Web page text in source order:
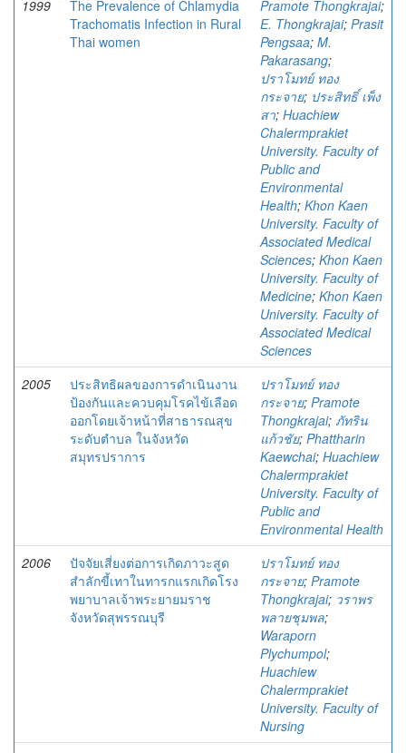
1999
The Prevalence of Chlamydia
Trachomatis Infection in Rural
Thai women
Pramote Thongkrajai;
E. Thongkrajai; Prasit
Pengsaa; M.
Pakarasang;
ปราโมทย์ ทอง
กระจาย; ประสิทธิ์ เพ็ง
สา; Huachiew
Chalermprakiet
University. Faculty of
Public and
Environmental
Health; Khon Kaen
University. Faculty of
Associated Medical
Sciences; Khon Kaen
University. Faculty of
Medicine; Khon Kaen
University. Faculty of
Associated Medical
Sciences
2005
ประสิทธิผลของการดำเนินงาน
ป้องกันและควบคุมโรคไข้เลือด
ออกโดยเจ้าหน้าที่สาธารณสุข
ระดับตำบล ในจังหวัด
สมุทรปราการ
ปราโมทย์ ทอง
กระจาย; Pramote
Thongkrajai; ภัทริน
แก้วชัย; Phattharin
Kaewchai; Huachiew
Chalermprakiet
University. Faculty of
Public and
Environmental Health
2006
ปัจจัยเสี่ยงต่อการเกิดภาวะสูด
สำลักขี้เทาในทารกแรกเกิดโรง
พยาบาลเจ้าพระยายมราช
จังหวัดสุพรรณบุรี
ปราโมทย์ ทอง
กระจาย; Pramote
Thongkrajai; วราพร
พลายชุมพล;
Waraporn
Plychumpol;
Huachiew
Chalermprakiet
University. Faculty of
Nursing